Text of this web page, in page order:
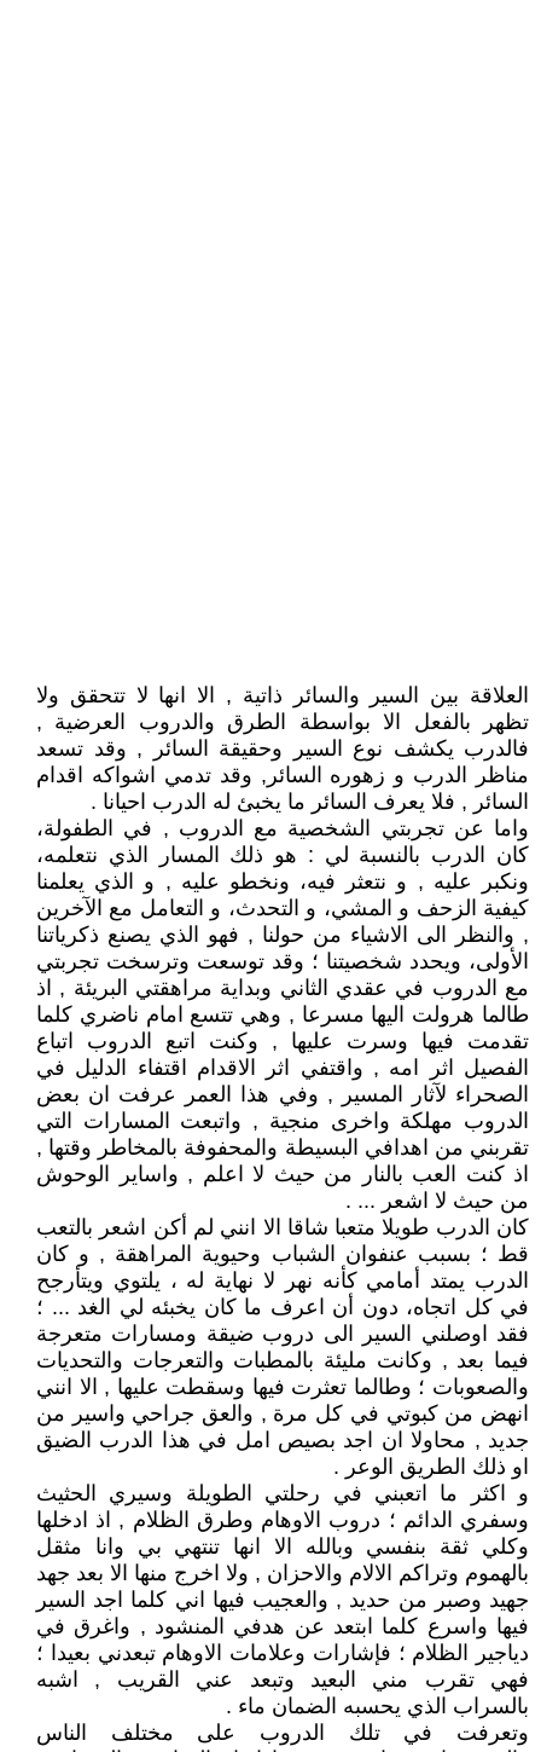
العلاقة بين السير والسائر ذاتية , الا انها لا تتحقق ولا
تظهر بالفعل الا بواسطة الطرق والدروب العرضية ,
فالدرب يكشف نوع السير وحقيقة السائر , وقد تسعد
مناظر الدرب و زهوره السائر, وقد تدمي اشواكه اقدام
السائر , فلا يعرف السائر ما يخبئ له الدرب احيانا .
واما عن تجربتي الشخصية مع الدروب , في الطفولة،
كان الدرب بالنسبة لي : هو ذلك المسار الذي نتعلمه،
ونكبر عليه , و نتعثر فيه، ونخطو عليه , و الذي يعلمنا
كيفية الزحف و المشي، و التحدث، و التعامل مع الآخرين
, والنظر الى الاشياء من حولنا , فهو الذي يصنع ذكرياتنا
الأولى، ويحدد شخصيتنا ؛ وقد توسعت وترسخت تجربتي
مع الدروب في عقدي الثاني وبداية مراهقتي البريئة , اذ
طالما هرولت اليها مسرعا , وهي تتسع امام ناضري كلما
تقدمت فيها وسرت عليها , وكنت اتبع الدروب اتباع
الفصيل اثر امه , واقتفي اثر الاقدام اقتفاء الدليل في
الصحراء لآثار المسير , وفي هذا العمر عرفت ان بعض
الدروب مهلكة واخرى منجية , واتبعت المسارات التي
تقربني من اهدافي البسيطة والمحفوفة بالمخاطر وقتها ,
اذ كنت العب بالنار من حيث لا اعلم , واساير الوحوش
من حيث لا اشعر ... .
كان الدرب طويلا متعبا شاقا الا انني لم أكن اشعر بالتعب
قط ؛ بسبب عنفوان الشباب وحيوية المراهقة , و كان
الدرب يمتد أمامي كأنه نهر لا نهاية له ، يلتوي ويتأرجح
في كل اتجاه، دون أن اعرف ما كان يخبئه لي الغد ... ؛
فقد اوصلني السير الى دروب ضيقة ومسارات متعرجة
فيما بعد , وكانت مليئة بالمطبات والتعرجات والتحديات
والصعوبات ؛ وطالما تعثرت فيها وسقطت عليها , الا انني
انهض من كبوتي في كل مرة , والعق جراحي واسير من
جديد , محاولا ان اجد بصيص امل في هذا الدرب الضيق
او ذلك الطريق الوعر .
و اكثر ما اتعبني في رحلتي الطويلة وسيري الحثيث
وسفري الدائم ؛ دروب الاوهام وطرق الظلام , اذ ادخلها
وكلي ثقة بنفسي وبالله الا انها تنتهي بي وانا مثقل
بالهموم وتراكم الالام والاحزان , ولا اخرج منها الا بعد جهد
جهيد وصبر من حديد , والعجيب فيها اني كلما اجد السير
فيها واسرع كلما ابتعد عن هدفي المنشود , واغرق في
دياجير الظلام ؛ فإشارات وعلامات الاوهام تبعدني بعيدا ؛
فهي تقرب مني البعيد وتبعد عني القريب , اشبه
بالسراب الذي يحسبه الضمان ماء .
وتعرفت في تلك الدروب على مختلف الناس